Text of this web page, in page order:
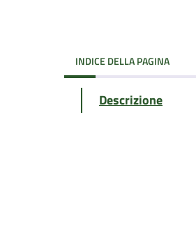
INDICE DELLA PAGINA
Descrizione